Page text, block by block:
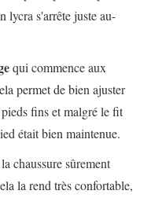
lycra s'arrête juste au-
qui commence aux
permet de bien ajuster
fins et malgré le fit
était bien maintenue.
chaussure sûrement
la rend très confortable,